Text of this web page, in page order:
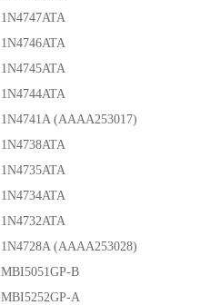
1N4747ATA
1N4746ATA
1N4745ATA
1N4744ATA
1N4741A (AAAA253017)
1N4738ATA
1N4735ATA
1N4734ATA
1N4732ATA
1N4728A (AAAA253028)
MBI5051GP-B
MBI5252GP-A